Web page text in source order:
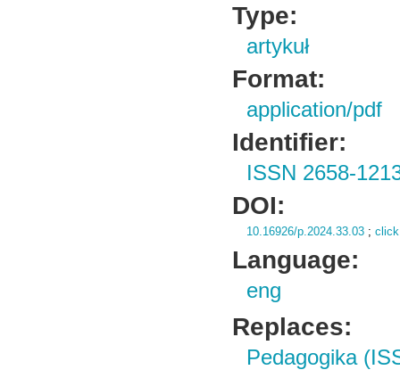
Type:
artykuł
Format:
application/pdf
Identifier:
ISSN 2658-
DOI:
10.16926/p.2024.33.03 ;
Language:
eng
Replaces:
Pedagogika